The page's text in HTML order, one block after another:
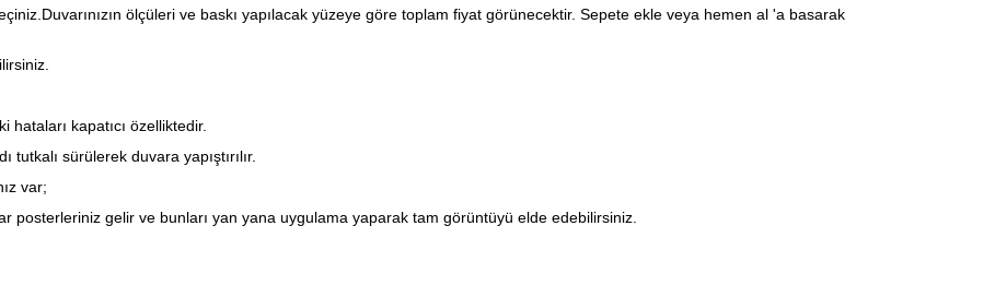
ölçüleri ve baskı yapılacak yüzeye göre toplam fiyat görünecektir. Sepete ekle veya hemen al 'a basarak
hataları kapatıcı özelliktedir.
tutkalı sürülerek duvara yapıştırılır.
var;
posterleriniz gelir ve bunları yan yana uygulama yaparak tam görüntüyü elde edebilirsiniz.